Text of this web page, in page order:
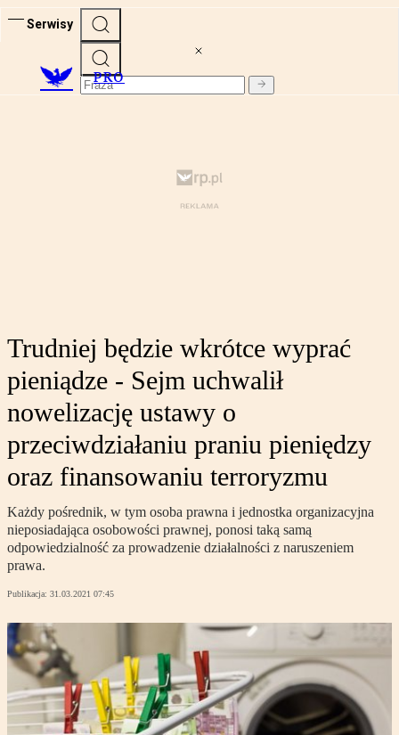
Serwisy
PRO
Trudniej będzie wkrótce wyprać
pieniądze - Sejm uchwalił
nowelizację ustawy o
przeciwdziałaniu praniu pieniędzy
oraz finansowaniu terroryzmu
Każdy pośrednik, w tym osoba prawna i jednostka organizacyjna
nieposiadająca osobowości prawnej, ponosi taką samą
odpowiedzialność za prowadzenie działalności z naruszeniem
prawa.
Publikacja: 31.03.2021 07:45